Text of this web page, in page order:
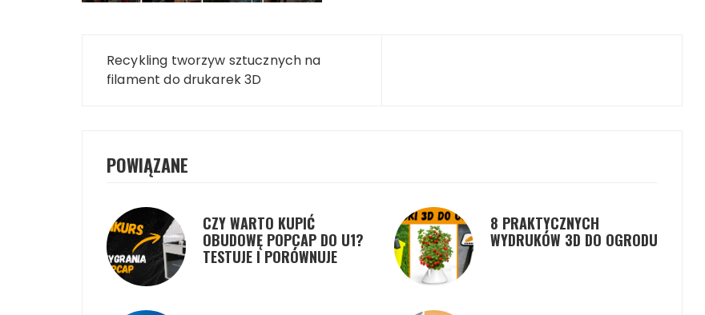
Nawigacja
wpisu
Recykling tworzyw sztucznych na
filament do drukarek 3D
POWIĄZANE
CZY WARTO KUPIĆ
OBUDOWĘ POPCAP DO U1?
TESTUJE I PORÓWNUJE
8 PRAKTYCZNYCH
WYDRUKÓW 3D DO OGRODU